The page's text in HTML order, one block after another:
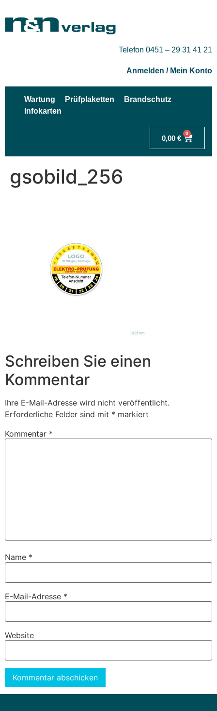
Telefon 0451 – 29 31 41 21
Anmelden / Mein Konto
Wartung Prüfplaketten
Brandschutz
Infokarten
0,00 €
0
gsobild_256
Schreiben Sie einen
Kommentar
Ihre E-Mail-Adresse wird nicht veröffentlicht.
Erforderliche Felder sind mit * markiert
Kommentar *
Name *
E-Mail-Adresse *
Website